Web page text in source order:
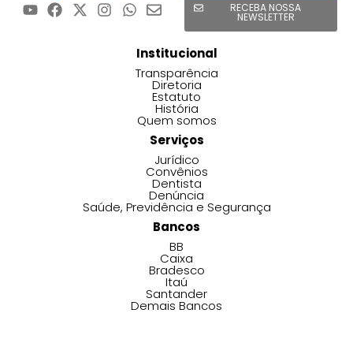
RECEBA NOSSA
NEWSLETTER
Institucional
Transparência
Diretoria
Estatuto
História
Quem somos
Serviços
Jurídico
Convênios
Dentista
Denúncia
Saúde, Previdência e Segurança
Bancos
BB
Caixa
Bradesco
Itaú
Santander
Demais Bancos